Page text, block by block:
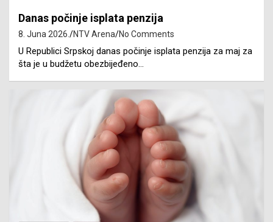
Danas počinje isplata penzija
8. Juna 2026. NTV Arena No Comments
U Republici Srpskoj danas počinje isplata penzija za maj za
šta je u budžetu obezbijeđeno…